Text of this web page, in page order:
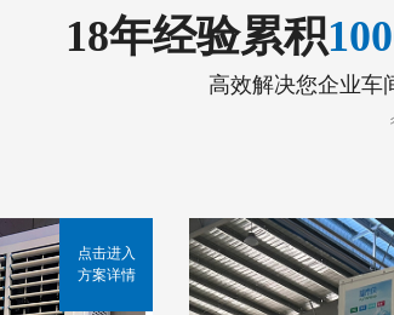
18年经验累积
高效解决您企业车
点击进入
方案详情